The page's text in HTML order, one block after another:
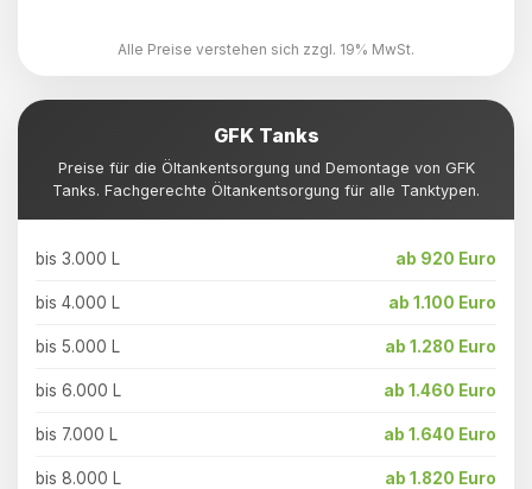
Alle Preise verstehen sich zzgl. 19% MwSt.
GFK Tanks
Preise für die Öltankentsorgung und Demontage von GFK
Tanks. Fachgerechte Öltankentsorgung für alle Tanktypen.
bis 3.000 L ab 920 Euro
bis 4.000 L ab 1.100 Euro
bis 5.000 L ab 1.280 Euro
bis 6.000 L ab 1.460 Euro
bis 7.000 L ab 1.640 Euro
bis 8.000 L ab 1.820 Euro